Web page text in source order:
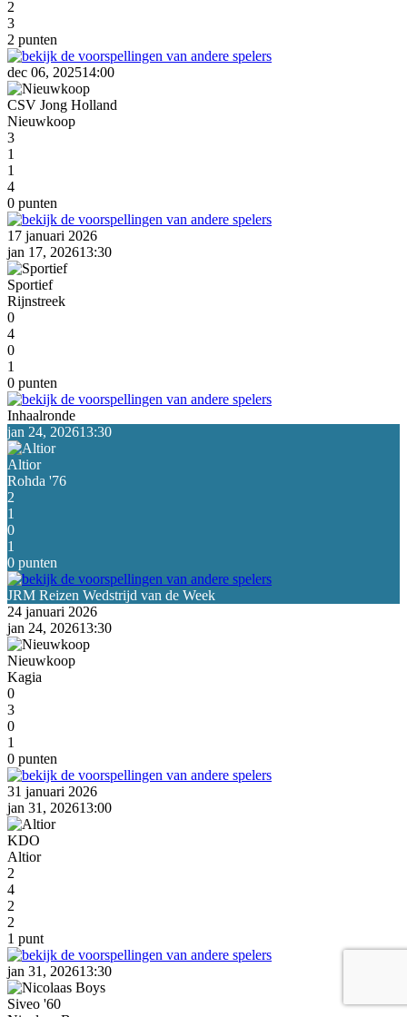
2
3
2 punten
dec 06, 202514:00
CSV Jong Holland
Nieuwkoop
3
1
1
4
0 punten
17 januari 2026
jan 17, 202613:30
Sportief
Rijnstreek
0
4
0
1
0 punten
Inhaalronde
jan 24, 202613:30
Altior
Rohda '76
2
1
0
1
0 punten
24 januari 2026
jan 24, 202613:30
Nieuwkoop
Kagia
0
3
0
1
0 punten
31 januari 2026
jan 31, 202613:00
KDO
Altior
2
4
2
2
1 punt
jan 31, 202613:30
Siveo '60